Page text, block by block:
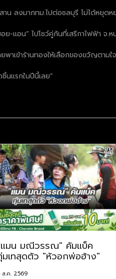
น ลงมากทม.ไปต่อชลบุรี ไม่ได้หยุ
แอน” ไปโชว์คู่กันที่เสรีกาไฟฟ้า จ.ห
พาเข้าร้านทองให้เลือกของขวัญตามใ
นแรกในปีนี้เลย”
มน มณีวรรณ" คัมแบ็ค
มเทสุดตัว "หัวอกพ่อฮ้าง"
ส.ค. 2569